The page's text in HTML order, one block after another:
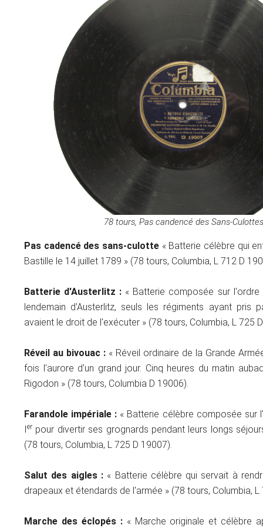
78 tours, Pas candencé des Sans-Culottes
Pas cadencé des sans-culotte « Batterie célèbre qui
Bastille le 14 juillet 1789 » (78 tours, Columbia, L 712 D
Batterie d'Austerlitz : « Batterie composée sur
lendemain d'Austerlitz, seuls les régiments ayant pris
avaient le droit de l'exécuter » (78 tours, Columbia, L 725
Réveil au bivouac : « Réveil ordinaire de la Grande
fois l'aurore d'un grand jour. Cinq heures du matin
Rigodon » (78 tours, Columbia D 19006).
Farandole impériale : « Batterie célèbre composée sur
Ier pour divertir ses grognards pendant leurs longs
(78 tours, Columbia, L 725 D 19007).
Salut des aigles :« Batterie célèbre qui servait à
drapeaux et étendards de l'armée » (78 tours, Columbia, L
Marche des éclopés :« Marche originale et célèbre